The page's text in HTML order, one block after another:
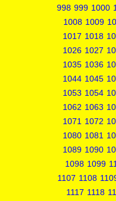
998 999 1000
1008 1009
1017 1018
1026 1027
1035 1036
1044 1045
1053 1054
1062 1063
1071 1072
1080 1081
1089 1090
1098 1099
1107 1108
1117 1118